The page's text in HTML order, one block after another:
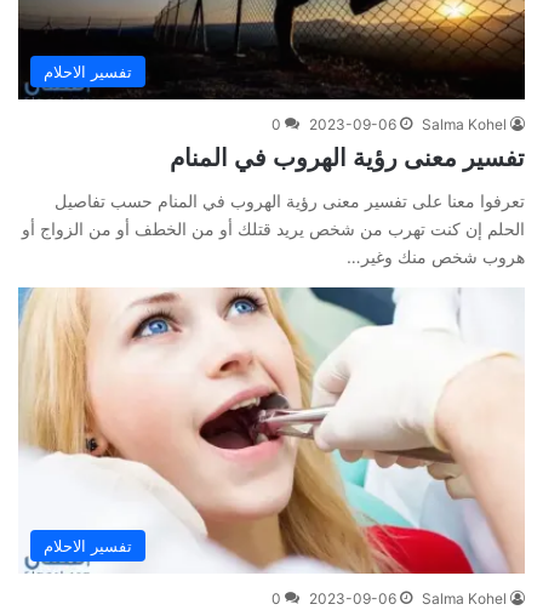
تفسير الاحلام
Salma Kohel
2023-09-06
0
تفسير معنى رؤية الهروب في المنام
تعرفوا معنا على تفسير معنى رؤية الهروب في المنام حسب تفاصيل
الحلم إن كنت تهرب من شخص يريد قتلك أو من الخطف أو من الزواج أو
هروب شخص منك وغير…
تفسير الاحلام
Salma Kohel
2023-09-06
0